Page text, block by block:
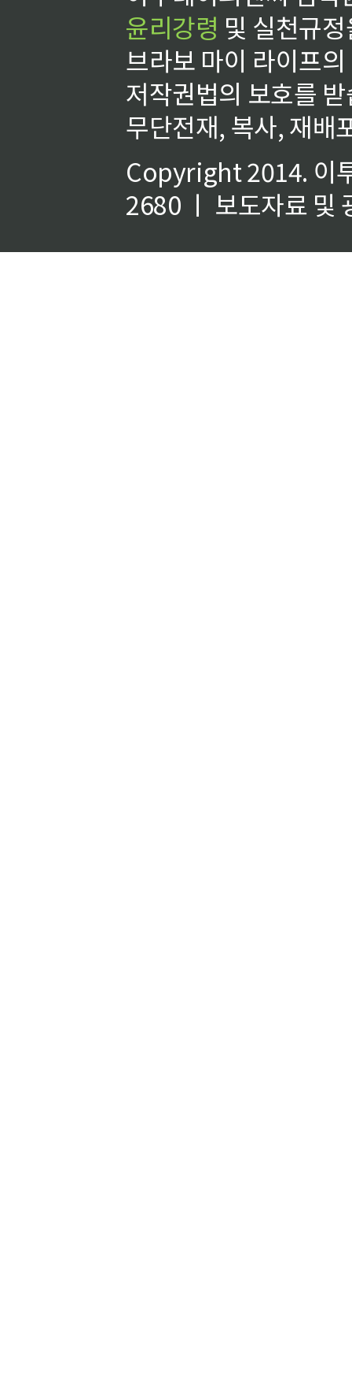
윤리강령 및 실천규
브라보 마이 라이프
저작권법의 보호를
무단전재, 복사, 재배
Copyright 2014. 이
2680 ㅣ 보도자료